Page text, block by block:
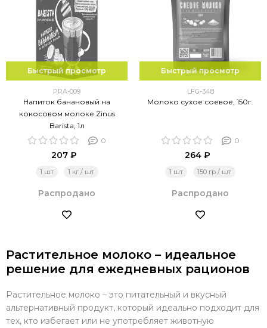
Быстрый просмотр
PRA-009
Напиток банановый на
кокосовом молоке Zinus
Barista, 1л
0
207 ₽
1 шт 1 кг / шт
Распродано
Быстрый просмотр
LFG-348
Молоко сухое соевое, 150г.
0
264 ₽
1 шт 150 гр / шт
Распродано
Растительное молоко – идеальное
решение для ежедневных рационов
Растительное молоко – это питательный и вкусный
альтернативный продукт, который идеально подходит для
тех, кто избегает или не употребляет животную